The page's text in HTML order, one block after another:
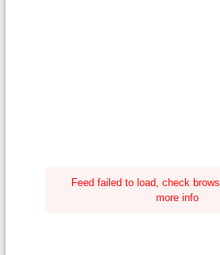
Feed failed to load, check
more info